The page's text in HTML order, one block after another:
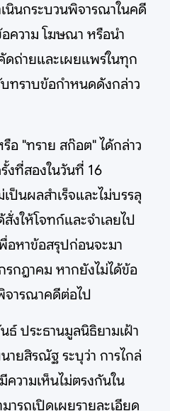
นินกระบวนพิจารณาในคดี
ความ โฆษณา หรือนำ
ดถ่ายและเผยแพร่ในทุก
ทราบข้อกำหนดดังกล่าว
"ทราย สก๊อต" ได้กล่าว
งที่สองในวันที่ 16
เป็นผลสำเร็จและไม่บรรลุ
งให้โจทก์และจำเลยไป
อหาข้อสรุปก่อนจะมา
กฎาคม หากยังไม่ได้ข้อ
จารณาคดีต่อไป
ประธานมูลนิธิยามเฝ้า
ยสิรณัฐ ระบุว่า การไกล่
ความเห็นไม่ตรงกันใน
ารถเปิดเผยรายละเอียด